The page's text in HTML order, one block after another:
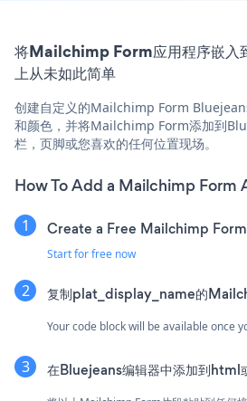
将Mailchimp Form应用程序嵌入
上从未如此简单
创建自定义的Mailchimp Form
和颜色，并将Mailchimp Form添加到
栏，页脚或您喜欢的任何位置现场。
How To Add a Mailchimp Form
Create a Free Mailchimp
Start for free now
复制plat_display_name的
Your code block will be available once
在Bluejeans编辑器中添加到html